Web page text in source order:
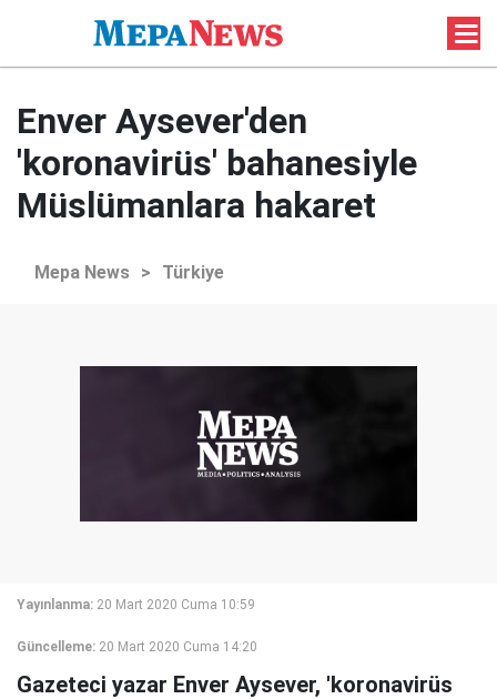
Enver Aysever'den
'koronavirüs' bahanesiyle
Müslümanlara hakaret
Mepa News > Türkiye
Yayınlanma: 20 Mart 2020 Cuma 10:59
Güncelleme: 20 Mart 2020 Cuma 14:20
Gazeteci yazar Enver Aysever, 'koronavirüs